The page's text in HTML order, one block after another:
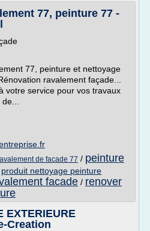
77, peinture 77 -
77, peinture et nettoyage
ravalement façade...
votre service pour vos travaux
de facade 77 / peinture
produit nettoyage peinture
facade / renover
EXTERIEURE
Creation